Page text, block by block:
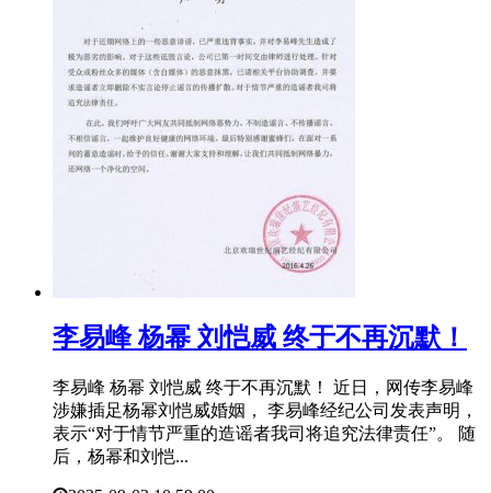
​李易峰 杨幂 刘恺威 终于不再沉默！
李易峰 杨幂 刘恺威 终于不再沉默！ 近日，网传李易峰
涉嫌插足杨幂刘恺威婚姻， 李易峰经纪公司发表声明，
表示“对于情节严重的造谣者我司将追究法律责任”。 随
后，杨幂和刘恺...